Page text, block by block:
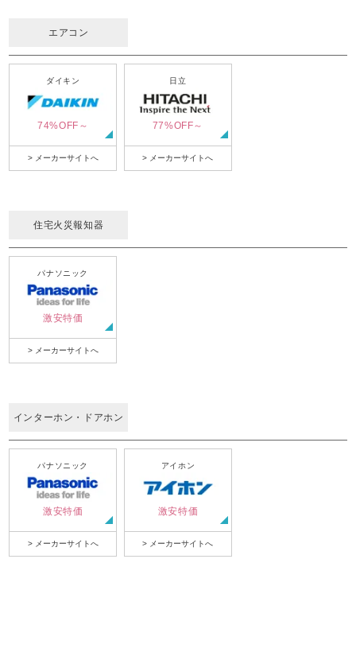
エアコン
ダイキン
74%OFF～
> メーカーサイトへ
日立
77%OFF～
> メーカーサイトへ
住宅火災報知器
パナソニック
激安特価
> メーカーサイトへ
インターホン・ドアホン
パナソニック
激安特価
> メーカーサイトへ
アイホン
激安特価
> メーカーサイトへ